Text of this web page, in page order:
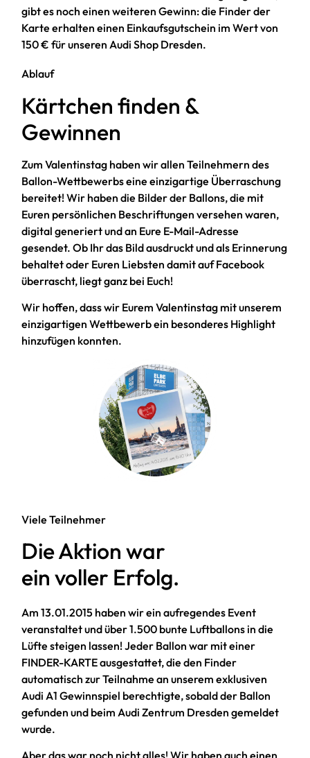
gibt es noch einen weiteren Gewinn: die Finder der
Karte erhalten einen Einkaufsgutschein im Wert von
150 € für unseren Audi Shop Dresden.
Ablauf
Kärtchen finden &
Gewinnen
Zum Valentinstag haben wir allen Teilnehmern des
Ballon-Wettbewerbs eine einzigartige Überraschung
bereitet! Wir haben die Bilder der Ballons, die mit
Euren persönlichen Beschriftungen versehen waren,
digital generiert und an Eure E-Mail-Adresse
gesendet. Ob Ihr das Bild ausdruckt und als Erinnerung
behaltet oder Euren Liebsten damit auf Facebook
überrascht, liegt ganz bei Euch!
Wir hoffen, dass wir Eurem Valentinstag mit unserem
einzigartigen Wettbewerb ein besonderes Highlight
hinzufügen konnten.
Viele Teilnehmer
Die Aktion war
ein voller Erfolg.
Am 13.01.2015 haben wir ein aufregendes Event
veranstaltet und über 1.500 bunte Luftballons in die
Lüfte steigen lassen! Jeder Ballon war mit einer
FINDER-KARTE ausgestattet, die den Finder
automatisch zur Teilnahme an unserem exklusiven
Audi A1 Gewinnspiel berechtigte, sobald der Ballon
gefunden und beim Audi Zentrum Dresden gemeldet
wurde.